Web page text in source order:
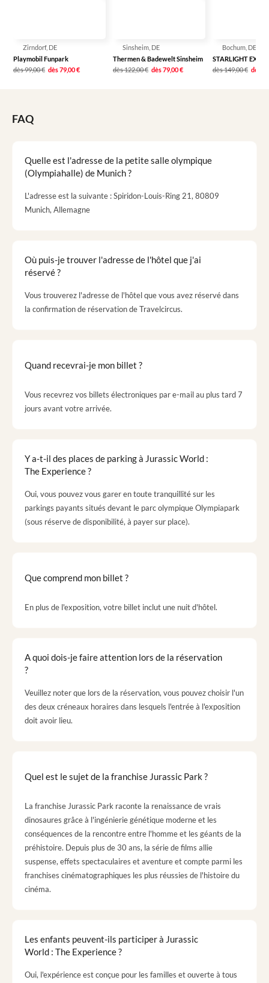
Zirndorf, DE
Playmobil Funpark
dès99,00 € dès79,00 €
Sinsheim, DE
Thermen & Badewelt Sinsheim
dès122,00 € dès79,00 €
Bochum, DE
STARLIGHT
dès149,00 € dès
FAQ
Quelle est l'adresse de la petite salle olympique
(Olympiahalle) de Munich ?
L'adresse est la suivante : Spiridon-Louis-Ring 21, 80809
Munich, Allemagne
Où puis-je trouver l'adresse de l'hôtel que j'ai
réservé ?
Vous trouverez l'adresse de l'hôtel que vous avez réservé dans
la confirmation de réservation de Travelcircus.
Quand recevrai-je mon billet ?
Vous recevrez vos billets électroniques par e-mail au plus tard 7
jours avant votre arrivée.
Y a-t-il des places de parking à Jurassic World :
The Experience ?
Oui, vous pouvez vous garer en toute tranquillité sur les
parkings payants situés devant le parc olympique Olympiapark
(sous réserve de disponibilité, à payer sur place).
Que comprend mon billet ?
En plus de l'exposition, votre billet inclut une nuit d'hôtel.
A quoi dois-je faire attention lors de la réservation
?
Veuillez noter que lors de la réservation, vous pouvez choisir l'un
des deux créneaux horaires dans lesquels l'entrée à l'exposition
doit avoir lieu.
Quel est le sujet de la franchise Jurassic Park ?
La franchise Jurassic Park raconte la renaissance de vrais
dinosaures grâce à l'ingénierie génétique moderne et les
conséquences de la rencontre entre l'homme et les géants de la
préhistoire. Depuis plus de 30 ans, la série de films allie
suspense, effets spectaculaires et aventure et compte parmi les
franchises cinématographiques les plus réussies de l'histoire du
cinéma.
Les enfants peuvent-ils participer à Jurassic
World : The Experience ?
Oui, l'expérience est conçue pour les familles et ouverte à tous